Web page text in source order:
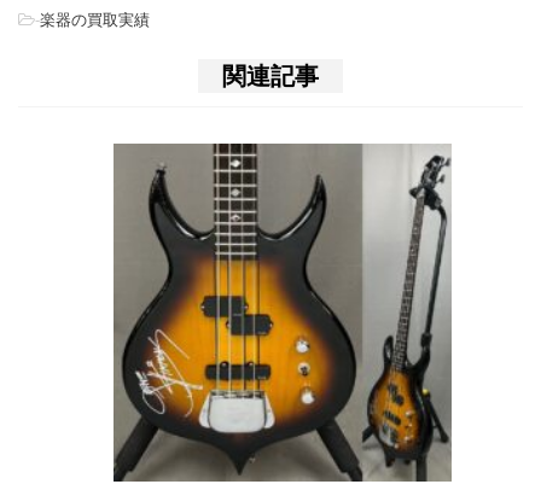
-楽器の買取実績
関連記事